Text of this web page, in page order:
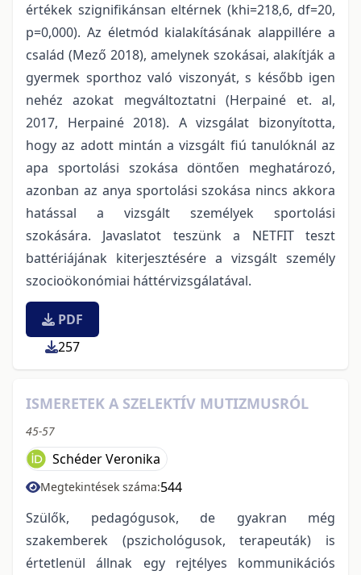
értékek szignifikánsan eltérnek (khi=218,6, df=20,
p=0,000). Az életmód kialakításának alappillére a
család (Mező 2018), amelynek szokásai, alakítják a
gyermek sporthoz való viszonyát, s később igen
nehéz azokat megváltoztatni (Herpainé et. al,
2017, Herpainé 2018). A vizsgálat bizonyította,
hogy az adott mintán a vizsgált fiú tanulóknál az
apa sportolási szokása döntően meghatározó,
azonban az anya sportolási szokása nincs akkora
hatással a vizsgált személyek sportolási
szokására. Javaslatot teszünk a NETFIT teszt
battériájának kiterjesztésére a vizsgált személy
szocioökonómiai háttérvizsgálatával.
PDF
257
ISMERETEK A SZELEKTÍV MUTIZMUSRÓL
45-57
Schéder Veronika
Megtekintések száma:544
Szülők, pedagógusok, de gyakran még
szakemberek (pszichológusok, terapeuták) is
értetlenül állnak egy rejtélyes kommunikációs